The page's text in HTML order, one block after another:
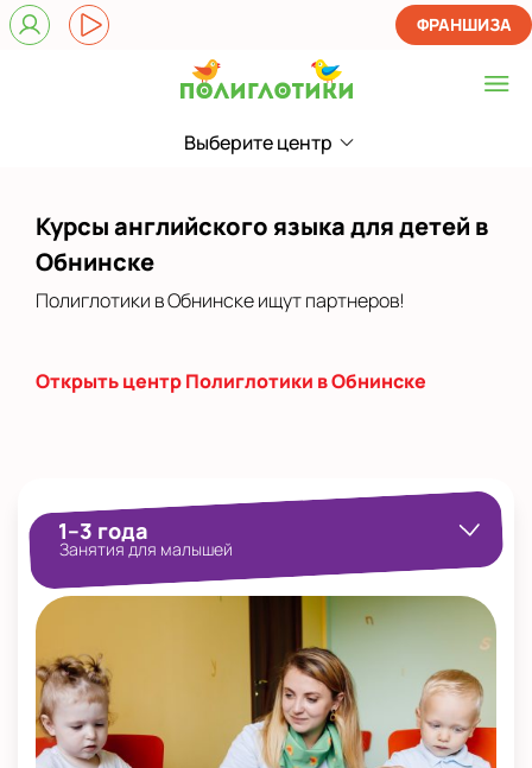
Выберите центр
Выберите центр
Выбрать другой город
ФРАНШИЗА
Курсы английского языка для детей в
Обнинске
Полиглотики в Обнинске ищут партнеров!
Открыть центр Полиглотики в Обнинске
1–3 года
Занятия для малышей